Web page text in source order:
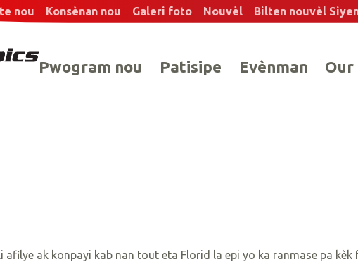
Pwogram nou Patisipe Evènman Our
nou Konsènan nou Galeri foto Nouvèl Bilten nouvèl
afilye ak konpayi kab nan tout eta Florid la epi yo ka ranmase pa